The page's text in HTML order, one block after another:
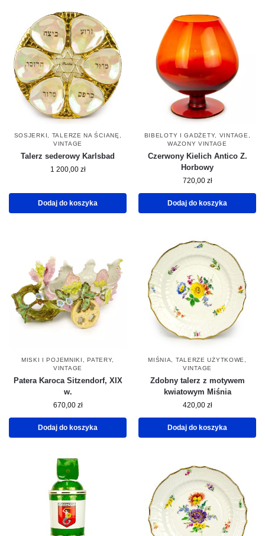
SOSJERKI TALERZE NA ŚCIANĘ
VINTAGE
Talerz sederowy Karlsbad
1 200,00 zł
Dodaj do koszyka
BIBELOTY I GADŻETY, VINTAGE
WAZONY VINTAGE
Czerwony Kielich Antico Z.
Horbowy
720,00 zł
Dodaj do koszyka
MISKI I POJEMNIKI ,PATERY,
VINTAGE
Patera Karoca Sitzendorf, XIX
w.
670,00 zł
Dodaj do koszyka
MIŚNIA TALERZE UŻYTKOWE
VINTAGE
Zdobny talerz z motywem
kwiatowym Miśnia
420,00 zł
Dodaj do koszyka